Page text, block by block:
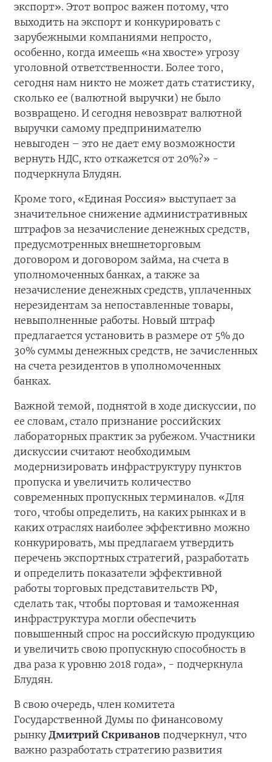
экспорт». Этот вопрос важен потому, что
выходить на экспорт и конкурировать с
зарубежными компаниями непросто,
особенно, когда имеешь «на хвосте» угрозу
уголовной ответственности. Более того,
сегодня нам никто не может дать статистику,
сколько ее (валютной выручки) не было
возвращено. И сегодня невозврат валютной
выручки самому предпринимателю
невыгоден – это не дает ему возможности
вернуть НДС, кто откажется от 20%?» -
подчеркнула Блудян.
Кроме того, «Единая Россия» выступает за
значительное снижение административных
штрафов за незачисление денежных средств,
предусмотренных внешнеторговым
договором и договором займа, на счета в
уполномоченных банках, а также за
незачисление денежных средств, уплаченных
нерезидентам за непоставленные товары,
невыполненные работы. Новый штраф
предлагается установить в размере от 5% до
30% суммы денежных средств, не зачисленных
на счета резидентов в уполномоченных
банках.
Важной темой, поднятой в ходе дискуссии, по
ее словам, стало признание российских
лабораторных практик за рубежом. Участники
дискуссии считают необходимым
модернизировать инфраструктуру пунктов
пропуска и увеличить количество
современных пропускных терминалов. «Для
того, чтобы определить, на каких рынках и в
каких отраслях наиболее эффективно можно
конкурировать, мы предлагаем утвердить
перечень экспортных стратегий, разработать
и определить показатели эффективной
работы торговых представительств РФ,
сделать так, чтобы портовая и таможенная
инфраструктура могли обеспечить
повышенный спрос на российскую продукцию
и увеличить свою пропускную способность в
два раза к уровню 2018 года», - подчеркнула
Блудян.
В свою очередь, член комитета
Государственной Думы по финансовому
рынку Дмитрий Скриванов подчеркнул, что
важно разработать стратегию развития